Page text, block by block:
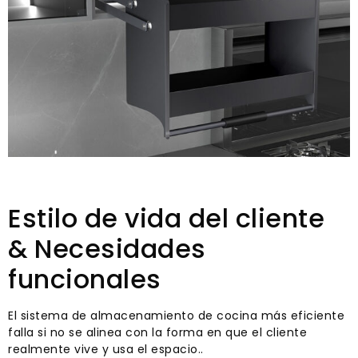
Estilo de vida del cliente
& Necesidades
funcionales
El sistema de almacenamiento de cocina más eficiente
falla si no se alinea con la forma en que el cliente
realmente vive y usa el espacio..